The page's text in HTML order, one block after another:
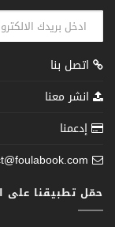
اتصل بنا
انشر معنا
إدعمنا
حمّل تطبيقنا على